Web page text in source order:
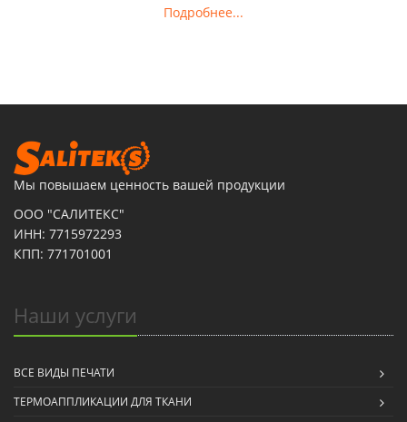
Подробнее...
Мы повышаем ценность вашей продукции
ООО "САЛИТЕКС"
ИНН: 7715972293
КПП: 771701001
Наши услуги
ВСЕ ВИДЫ ПЕЧАТИ
ТЕРМОАППЛИКАЦИИ ДЛЯ ТКАНИ